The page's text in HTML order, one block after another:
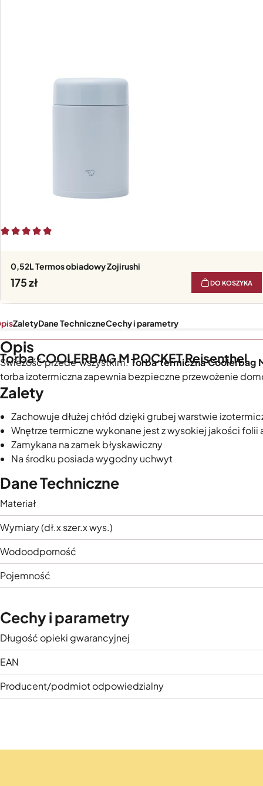
0,52L Termos obiadowy Zojirushi
175 DO KOSZYKA
Torba COOLERBAG M POCKET Reisenthel
ZaletyDane TechniczneCechy i parametry
Opis
Świeżość przede wszystkim.Torba termiczna Coolerbag
torba izotermiczna zapewnia bezpieczne przewożenie
Zalety
Zachowuje dłużej chłód dzięki grubej warstwie
Wnętrze termiczne wykonane jest z wysokiej jakości
Zamykana na zamek błyskawiczny
Na środku posiada wygodny uchwyt
Dane Techniczne
Materiał
Wymiary (dł.x szer.x wys.)
Wodoodporność
Pojemność
Cechy i parametry
Długość opieki gwarancyjnej
EAN
Producent/podmiot odpowiedzialny